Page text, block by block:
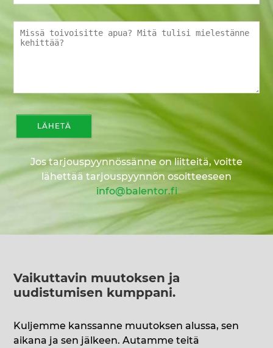
Jos tarjouspyynnössänne on liitteitä, voitte
lähettää tarjouspyynnön osoitteeseen
info@balentor.fi
Vaikuttavin muutoksen ja
uudistumisen kumppani.
Kuljemme kanssanne muutoksen alussa, sen
aikana ja sen jälkeen. Autamme teitä